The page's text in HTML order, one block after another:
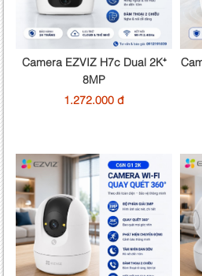
Camera EZVIZ H7c Dual 2K⁺
8MP
1.272.000 đ